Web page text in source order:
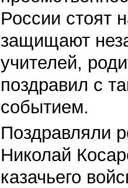
России стоят
защищают
учителей,
поздравил с
событием.
Поздравляли
Николай
казачьего